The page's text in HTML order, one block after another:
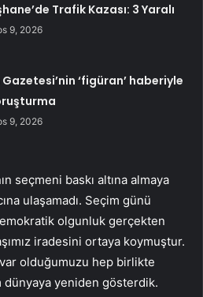
Trafik Kazası: 3 Yaralı
9, 2026
Gazetesi’nin ‘figüran’ haberiyle
9, 2026
seçmeni baskı altına almaya
ulaşamadı. Seçim günü
olgunluk gerçekten
iradesini ortaya koymuştur.
olduğumuzu hep birlikte
yeniden gösterdik.